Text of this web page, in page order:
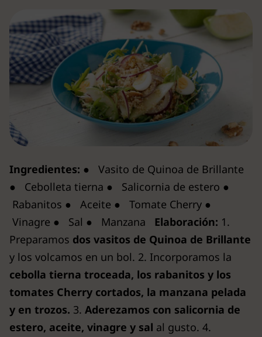
Ingredientes: ● Vasito de Quinoa de Brillante
● Cebolleta tierna ● Salicornia de estero ●
Rabanitos ● Aceite ● Tomate Cherry ●
Vinagre ● Sal ● Manzana Elaboración: 1.
Preparamos dos vasitos de Quinoa de Brillante
y los volcamos en un bol. 2. Incorporamos la
cebolla tierna troceada, los rabanitos y los
tomates Cherry cortados, la manzana pelada
y en trozos. 3. Aderezamos con salicornia de
estero, aceite, vinagre y sal al gusto. 4.